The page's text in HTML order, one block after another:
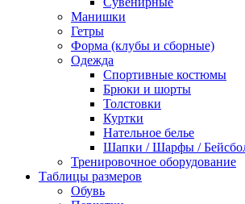
Манишки
Гетры
Форма (клубы и сборные)
Одежда
Спортивные костюмы
Брюки и шорты
Толстовки
Куртки
Нательное белье
Шапки / Шарфы /
Тренировочное оборудование
Таблицы размеров
Обувь